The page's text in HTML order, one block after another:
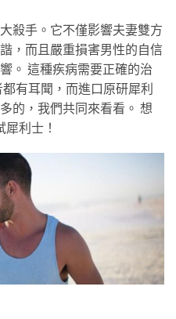
殺手。它不僅影響夫妻雙方
，而且嚴重損害男性的自信
。 這種疾病需要正確的治
有耳聞，而進口原研犀利
的，我們共同來看看。 想
犀利士！